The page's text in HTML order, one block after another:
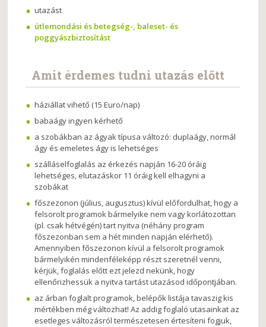
utazást
útlemondási és betegség-, baleset- és
poggyászbiztosítást
Amit érdemes tudni utazás előtt
háziállat vihető (15 Euro/nap)
babaágy ingyen kérhető
a szobákban az ágyak típusa változó: duplaágy, normál
ágy és emeletes ágy is lehetséges
szálláselfoglalás az érkezés napján 16-20 óráig
lehetséges, elutazáskor 11 óráig kell elhagyni a
szobákat
főszezonon (július, augusztus) kívül előfordulhat, hogy a
felsorolt programok bármelyike nem vagy korlátozottan
(pl. csak hétvégén) tart nyitva (néhány program
főszezonban sem a hét minden napján elérhető).
Amennyiben főszezonon kívül a felsorolt programok
bármelyikén mindenféleképp részt szeretnél venni,
kérjük, foglalás előtt ezt jelezd nekünk, hogy
ellenőrizhessük a nyitva tartást utazásod időpontjában.
az árban foglalt programok, belépők listája tavaszig kis
mértékben még változhat! Az addig foglaló utasainkat az
esetleges változásról természetesen értesíteni fogjuk,